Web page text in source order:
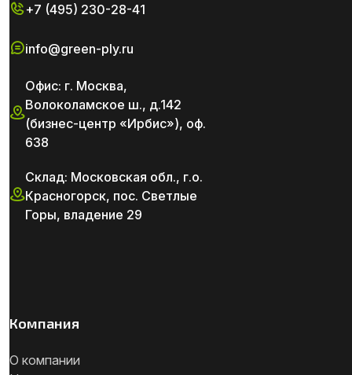
+7 (495) 230-28-41
info@green-ply.ru
Офис: г. Москва,
Волоколамское ш., д.142
(бизнес-центр «Ирбис»), оф.
638
Склад: Московская обл., г.о.
Красногорск, пос. Светлые
Горы, владение 29
Компания
О компании